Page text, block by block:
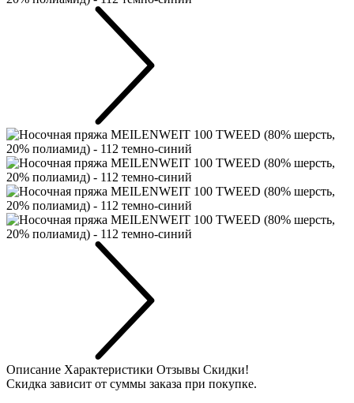
Описание Характеристики Отзывы Скидки!
Скидка зависит от суммы заказа при покупке.